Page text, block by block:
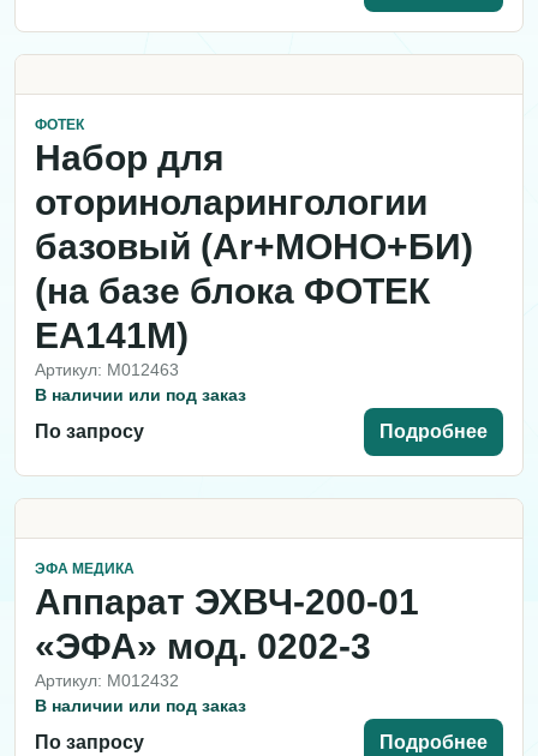
ФОТЕК
Набор для
оториноларингологии
базовый (Ar+МОНО+БИ)
(на базе блока ФОТЕК
ЕА141М)
Артикул: M012463
В наличии или под заказ
По запросу Подробнее
ЭФА МЕДИКА
Аппарат ЭХВЧ-200-01
«ЭФА» мод. 0202-3
Артикул: M012432
В наличии или под заказ
По запросу Подробнее